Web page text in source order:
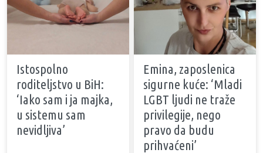
Istospolno
roditeljstvo u BiH:
‘Iako sam i ja majka,
u sistemu sam
nevidljiva’
Emina, zaposlenica
sigurne kuće: ‘Mladi
LGBT ljudi ne traže
privilegije, nego
pravo da budu
prihvaćeni’